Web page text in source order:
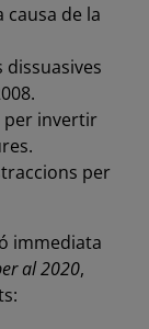
de la
per invertir
per
immediata
al 2020,